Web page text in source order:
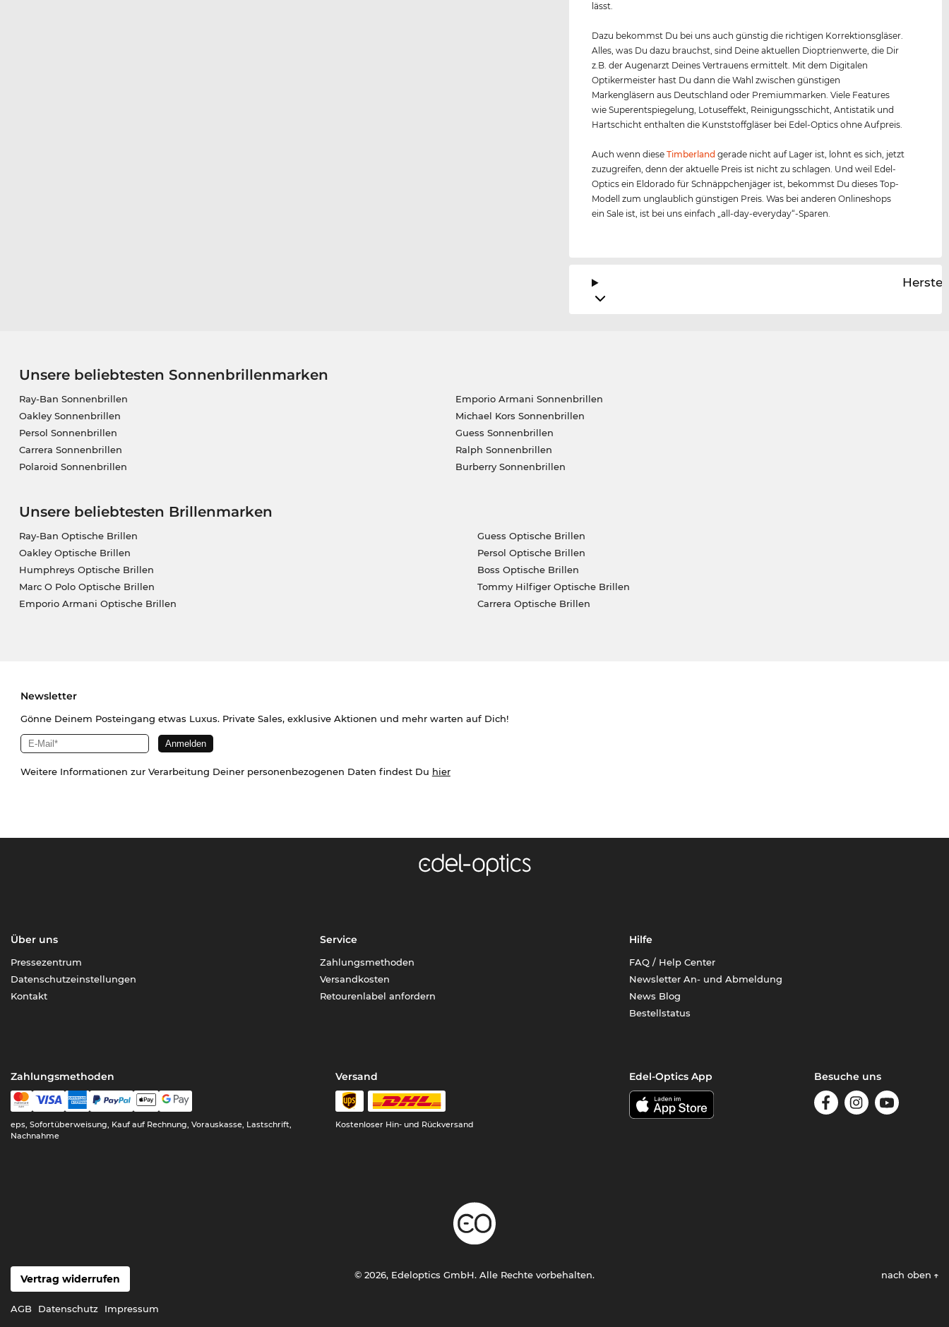
lässt.
Dazu bekommst Du bei uns auch günstig die richtigen Korrektionsgläser.
Alles, was Du dazu brauchst, sind Deine aktuellen Dioptrienwerte, die Dir
z.B. der Augenarzt Deines Vertrauens ermittelt. Mit dem Digitalen
Optikermeister hast Du dann die Wahl zwischen günstigen
Markengläsern aus Deutschland oder Premiummarken. Viele Features
wie Superentspiegelung, Lotuseffekt, Reinigungsschicht, Antistatik und
Hartschicht enthalten die Kunststoffgläser bei Edel-Optics ohne Aufpreis.
Auch wenn dieseTimberland gerade nicht auf Lager ist, lohnt es sich, jetzt
zuzugreifen, denn der aktuelle Preis ist nicht zu schlagen. Und weil Edel-
Optics ein Eldorado für Schnäppchenjäger ist, bekommst Du dieses Top-
Modell zum unglaublich günstigen Preis. Was bei anderen Onlineshops
ein Sale ist, ist bei uns einfach „all-day-everyday“-Sparen.
Unsere beliebtesten Sonnenbrillenmarken
Ray-Ban Sonnenbrillen
Oakley Sonnenbrillen
Persol Sonnenbrillen
Carrera Sonnenbrillen
Polaroid Sonnenbrillen
Emporio Armani Sonnenbrillen
Michael Kors Sonnenbrillen
Guess Sonnenbrillen
Ralph Sonnenbrillen
Burberry Sonnenbrillen
Unsere beliebtesten Brillenmarken
Ray-Ban Optische Brillen
Oakley Optische Brillen
Humphreys Optische Brillen
Marc O Polo Optische Brillen
Emporio Armani Optische Brillen
Guess Optische Brillen
Persol Optische Brillen
Boss Optische Brillen
Tommy Hilfiger Optische Brillen
Carrera Optische Brillen
Newsletter
Gönne Deinem Posteingang etwas Luxus. Private Sales, exklusive Aktionen und mehr warten auf Dich!
Weitere Informationen zur Verarbeitung Deiner personenbezogenen Daten findest Du hier
Über uns
Pressezentrum
Datenschutzeinstellungen
Kontakt
Service
Zahlungsmethoden
Versandkosten
Retourenlabel anfordern
Hilfe
FAQ / Help Center
Newsletter An- und Abmeldung
News Blog
Bestellstatus
Zahlungsmethoden
eps, Sofortüberweisung, Kauf auf Rechnung, Vorauskasse, Lastschrift,
Nachnahme
Versand
Kostenloser Hin- und Rückversand
Edel-Optics App Besuche uns
Vertrag widerrufen
AGB Datenschutz Impressum
© 2026, Edeloptics GmbH. Alle Rechte vorbehalten. nach oben